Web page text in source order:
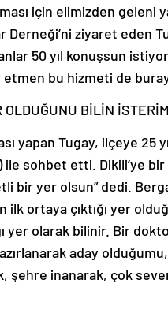
için elimizden geleni
Derneği’ni ziyaret eden
50 yıl konuşsun
bu hizmeti de
BİLİN
yapan Tugay, ilçeye
ile sohbet etti. Dikili’ye
bir yer olsun” dedi.
ilk ortaya çıktığı yer
yer olarak bilinir. Bir
aday
şehre inanarak, çok